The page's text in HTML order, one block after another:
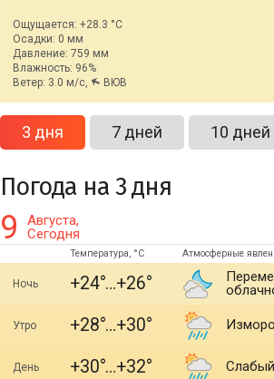
Ощущается: +28.3 °C
Осадки: 0 мм
Давление: 759 мм
Влажность: 96%
Ветер: 3.0 м/с,
ВЮВ
3 дня 7 дней 10 дней
Погода на 3 дня
9
Августа,
Сегодня
Температура, °C Атмосферные
Ночь +24 +26
Утро +28 +30
День +30 +32